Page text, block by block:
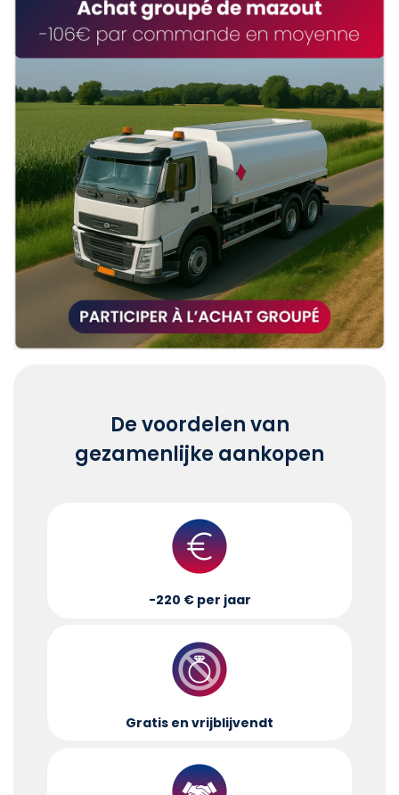
De voordelen van
gezamenlijke aankopen
-220 € per jaar
Gratis en vrijblijvendt